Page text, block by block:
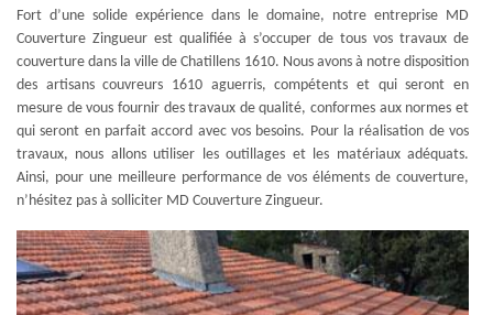
Fort d’une solide expérience dans le domaine, notre entreprise MD
Couverture Zingueur est qualifiée à s’occuper de tous vos travaux de
couverture dans la ville de Chatillens 1610. Nous avons à notre disposition
des artisans couvreurs 1610 aguerris, compétents et qui seront en
mesure de vous fournir des travaux de qualité, conformes aux normes et
qui seront en parfait accord avec vos besoins. Pour la réalisation de vos
travaux, nous allons utiliser les outillages et les matériaux adéquats.
Ainsi, pour une meilleure performance de vos éléments de couverture,
n’hésitez pas à solliciter MD Couverture Zingueur.